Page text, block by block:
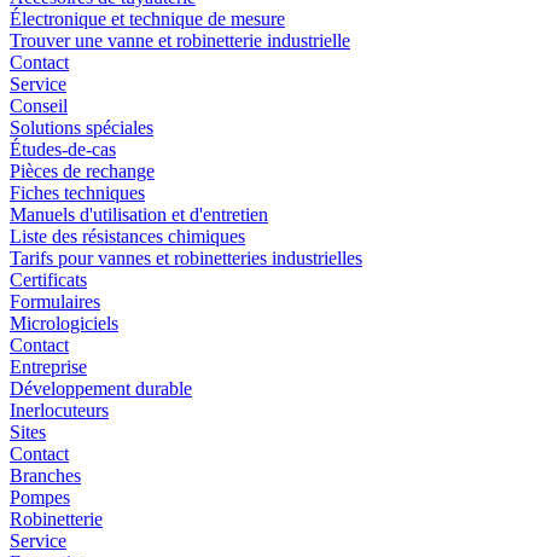
Électronique et technique de mesure
Trouver une vanne et robinetterie industrielle
Contact
Service
Conseil
Solutions spéciales
Études-de-cas
Pièces de rechange
Fiches techniques
Manuels d'utilisation et d'entretien
Liste des résistances chimiques
Tarifs pour vannes et robinetteries industrielles
Certificats
Formulaires
Micrologiciels
Contact
Entreprise
Développement durable
Inerlocuteurs
Sites
Contact
Branches
Pompes
Robinetterie
Service